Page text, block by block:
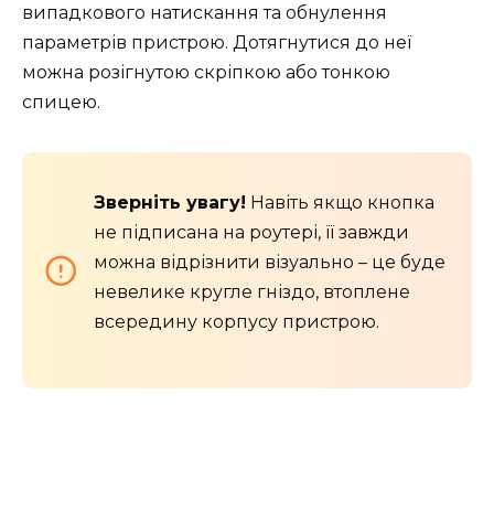
випадкового натискання та обнулення
параметрів пристрою. Дотягнутися до неї
можна розігнутою скріпкою або тонкою
спицею.
Зверніть увагу! Навіть якщо кнопка
не підписана на роутері, її завжди
можна відрізнити візуально – це буде
невелике кругле гніздо, втоплене
всередину корпусу пристрою.